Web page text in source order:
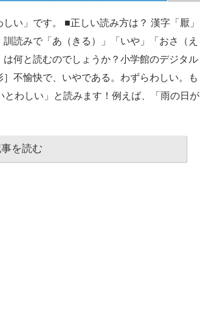
い」です。 ■正しい読み方は？ 漢字「厭」
読みで「あ（きる）」「いや」「おさ（え
何と読むのでしょうか？小学館のデジタル
不愉快で、いやである。わずらわしい。も
わしい」と読みます！例えば、「雨の日が
を読む